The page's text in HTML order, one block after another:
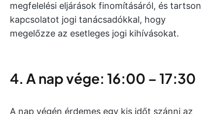
megfelelési eljárások finomításáról, és tartson
kapcsolatot jogi tanácsadókkal, hogy
megelőzze az esetleges jogi kihívásokat.
4. A nap vége: 16:00 – 17:30
A nap végén érdemes egy kis időt szánni az